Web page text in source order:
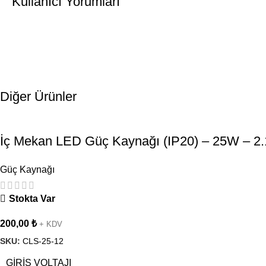
Diğer Ürünler
İç Mekan LED Güç Kaynağı (IP20) – 25W –
Güç Kaynağı
Stokta Var
200,00 ₺ + KDV
SKU: CLS-25-12
GIRIŞ VOLTAJI